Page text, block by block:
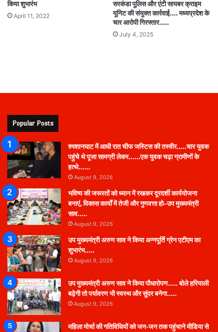
किया शुभारंभ
April 11, 2022
सरकंडा पुलिस और एंटी सायबर क्राइम
यूनिट की संयुक्त कार्रवाई…. मध्यप्रदेश के
चार आरोपी गिरफ्तार…..
July 4, 2025
Popular Posts
श्मशानघाट में आधी रात चीफ जस्टिस की तस्वीर…..चार युवक
पहुंचे थे पूजा सामग्री लेकर……एक युवक चढ़ा ग्रामीणों के
हत्थे……
August 9, 2026
भविष्य की जरूरतों को ध्यान में रखकर दूरदर्शी कार्ययोजना
बनाएं, विकास कार्यों में तेजी और गुणवत्ता हो–उप मुख्यमंत्री
साव…..
August 9, 2026
उप मुख्यमंत्री अरुण साव ने किया अन्नपूर्ति ग्रेन एटीएम का
शुभारंभ…..
August 9, 2026
उप मुख्यमंत्री अरुण साव ने किया पौधारोपण….. बोले हरियाली
बढ़ेगी तो पर्यावरण भी स्वस्थ और सुंदर बनेगा…..
August 9, 2026
महिला मोर्चा की गतिविधियों को जन-जन तक पहुंचाने मीडिया से